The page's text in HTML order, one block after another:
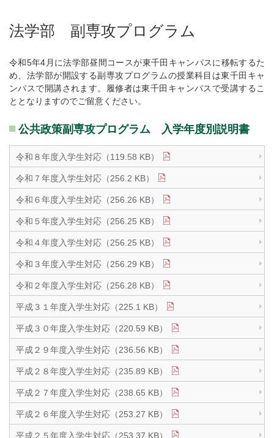
法学部 副専攻プログラム
令和5年4月に法学部昼間コースが東千田キャンパスに移転するた
め、法学部が開設する副専攻プログラムの授業科目は東千田キャ
ンパスで開講されます。履修者は東千田キャンパスで受講するこ
ととなりますのでご留意ください。
公共政策副専攻プログラム 入学年度別説明書
令和８年度入学生対応（119.58 KB）
令和７年度入学生対応（256.2 KB）
令和６年度入学生対応（256.26 KB）
令和５年度入学生対応（256.25 KB）
令和４年度入学生対応（256.25 KB）
令和３年度入学生対応（256.29 KB）
令和２年度入学生対応（256.28 KB）
平成３１年度入学生対応（225.1 KB）
平成３０年度入学生対応（220.59 KB）
平成２９年度入学生対応（236.56 KB）
平成２８年度入学生対応（235.89 KB）
平成２７年度入学生対応（238.65 KB）
平成２６年度入学生対応（253.27 KB）
平成２５年度入学生対応（253.37 KB）